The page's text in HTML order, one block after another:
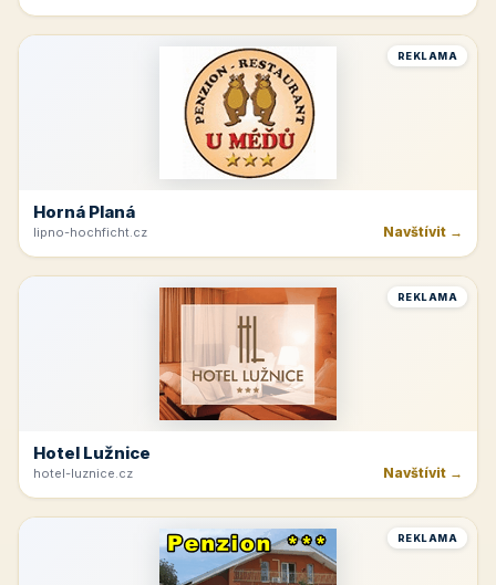
REKLAMA
Horná Planá
lipno-hochficht.cz Navštívit →
REKLAMA
Hotel Lužnice
hotel-luznice.cz Navštívit →
REKLAMA